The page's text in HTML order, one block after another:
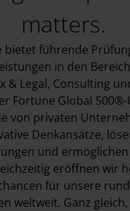
matters.
bietet führende
in den
& Legal, Consulting
Fortune Global
von privaten
Denkansätze,
und
eröffnen wir
für unsere
weltweit. Ganz